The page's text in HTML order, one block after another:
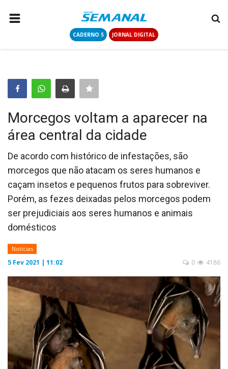
CADERNO S JORNAL DIGITAL
COLUNISTAS
CONTATO
LOGIN
CADASTRAR
CADERNO S
JORNAL DIGITAL
Morcegos voltam a aparecer na
área central da cidade
De acordo com histórico de infestações, são
morcegos que não atacam os seres humanos e
caçam insetos e pequenos frutos para sobreviver.
Porém, as fezes deixadas pelos morcegos podem
ser prejudiciais aos seres humanos e animais
domésticos
Notícias
5 Fev 2021 | 11:02 4186
0